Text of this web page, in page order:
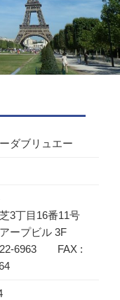
ダブリュエー
3丁目16番11号
ープビル 3F
6963 FAX :